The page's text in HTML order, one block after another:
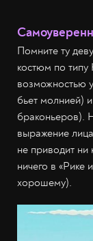
Помните ту
костюм по
возможностью
бьет молнией)
браконьеров).
выражение
не приводит
ничего в «Рике
хорошему).